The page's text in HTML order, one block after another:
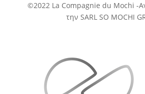
©2022 La Compagnie du Mochi -
την SARL SO MOCHI